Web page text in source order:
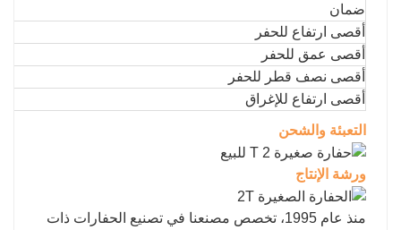
ضمان
أقصى ارتفاع للحفر
أقصى عمق للحفر
أقصى نصف قطر للحفر
أقصى ارتفاع للإغراق
التعبئة والشحن
ورشة الإنتاج
منذ عام 1995، تخصص مصنعنا في تصنيع الحفارات ذات